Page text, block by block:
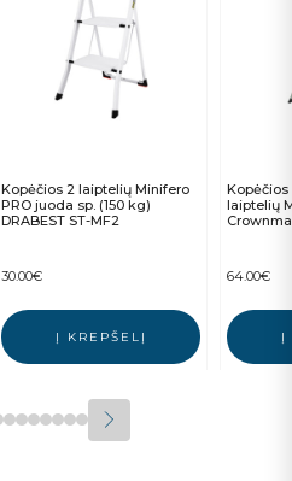
Kopėčios 2 laiptelių Minifero
PRO juoda sp. (150 kg)
DRABEST ST-MF2
30.00€
Į KREPŠELĮ
laiptelių
64.00€
Į